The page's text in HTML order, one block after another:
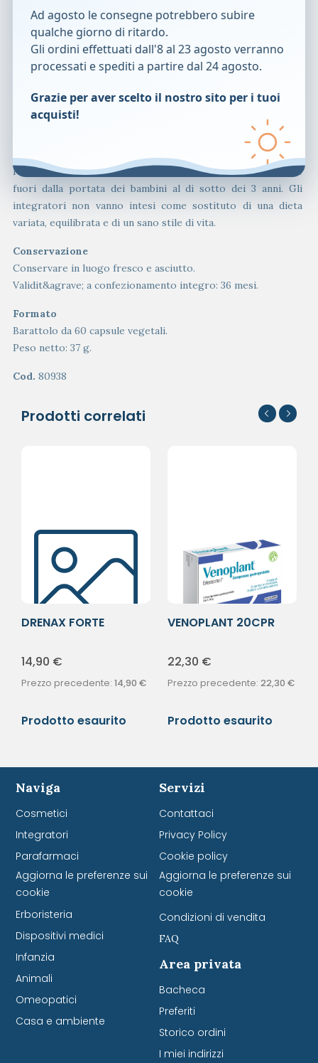
-che fornisce: Bromelina (1.000
GDU*)
300 mg
*GDU: Unit&agrave; di Dissoluzione della Gelatina.
Modalit&agrave; d’uso
Deglutire 2 capsule vegetali al giorno, con acqua,
preferibilmente al pasto.
Non superare la dose giornaliera raccomandata. Tenere
fuori dalla portata dei bambini al di sotto dei 3 anni. Gli
integratori non vanno intesi come sostituto di una dieta
variata, equilibrata e di un sano stile di vita.
Conservazione
Conservare in luogo fresco e asciutto.
Validit&agrave; a confezionamento integro: 36 mesi.
Formato
Barattolo da 60 capsule vegetali.
Peso netto: 37 g.
Cod. 80938
Prodotti correlati
DRENAX FORTE
14,90 €
Prezzo precedente: 14,90 €
Prodotto esaurito
VENOPLANT 20CPR
22,30 €
Prezzo precedente: 22,30 €
Prodotto esaurito
Naviga
Cosmetici
Integratori
Parafarmaci
Aggiorna le preferenze sui
cookie
Erboristeria
Dispositivi medici
Infanzia
Animali
Omeopatici
Casa e ambiente
Servizi
Contattaci
Privacy Policy
Cookie policy
Aggiorna le preferenze sui
cookie
Condizioni di vendita
FAQ
Area privata
Bacheca
Preferiti
Storico ordini
I miei indirizzi
Ad agosto le consegne potrebbero subire
qualche giorno di ritardo.
Gli ordini effettuati dall'8 al 23 agosto verranno
processati e spediti a partire dal 24 agosto.
Grazie per aver scelto il nostro sito per i tuoi
acquisti!